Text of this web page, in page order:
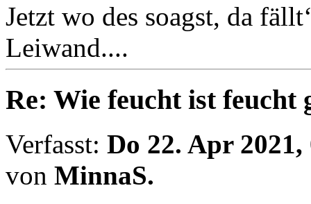
Jetzt wo des soagst, da
Leiwand....
Re: Wie feucht ist feucht
Verfasst: Do 22. Apr 2021,
von MinnaS.